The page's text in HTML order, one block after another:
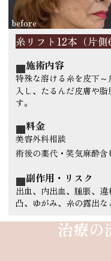
糸リフト12本（片
施術内容
特殊な溶ける糸を皮下
入し、たるんだ皮膚や
す。
料金
美容外科相談
術後の薬代・笑気麻酔含
副作用・リスク
出血、内出血、腫脹、
凸、ゆがみ、糸の露出な
治療の